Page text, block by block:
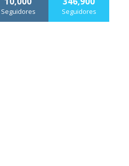
Seguidores Seguidores